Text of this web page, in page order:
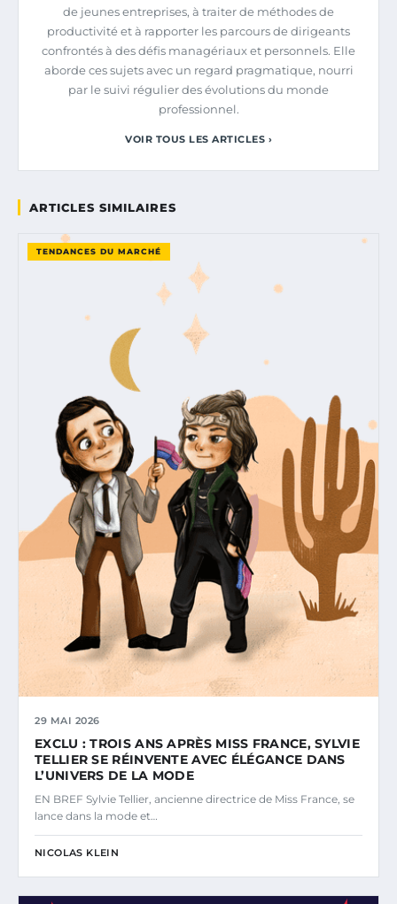
de jeunes entreprises, à traiter de méthodes de
productivité et à rapporter les parcours de dirigeants
confrontés à des défis managériaux et personnels. Elle
aborde ces sujets avec un regard pragmatique, nourri
par le suivi régulier des évolutions du monde
professionnel.
VOIR TOUS LES ARTICLES ›
ARTICLES SIMILAIRES
TENDANCES DU MARCHÉ
29 MAI 2026
EXCLU : TROIS ANS APRÈS MISS FRANCE, SYLVIE
TELLIER SE RÉINVENTE AVEC ÉLÉGANCE DANS
L’UNIVERS DE LA MODE
EN BREF Sylvie Tellier, ancienne directrice de Miss France, se
lance dans la mode et…
NICOLAS KLEIN